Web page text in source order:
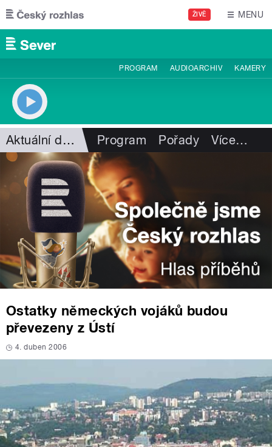
Přejít k hlavnímu obsahu
ŽIVĚ MENU
PROGRAM AUDIOARCHIV KAMERY
Aktuální dění Program Pořady Více…
Ostatky německých vojáků budou
převezeny z Ústí
4. duben 2006